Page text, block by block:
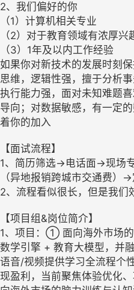
2、我们偏好的你
（1）计算机相关专业
（2）对于教育领域有浓厚兴
（3）1年及以内工作经验
如果你对新技术的发展时刻
思维，逻辑性强，擅于分析
执行能力强，面对未知难题
导向；对数据敏感，有一定
着你的加入
【面试流程】
1、简历筛选→电话面→现场
（异地报销跨城市交通费
2、流程看似很长，但是我们
【项目组&岗位简介】
1、项目：① 面向海外市场
数学引擎 + 教育大模型，并
语音/视频提供学习全流程个
现盈利，当前聚焦体验优化